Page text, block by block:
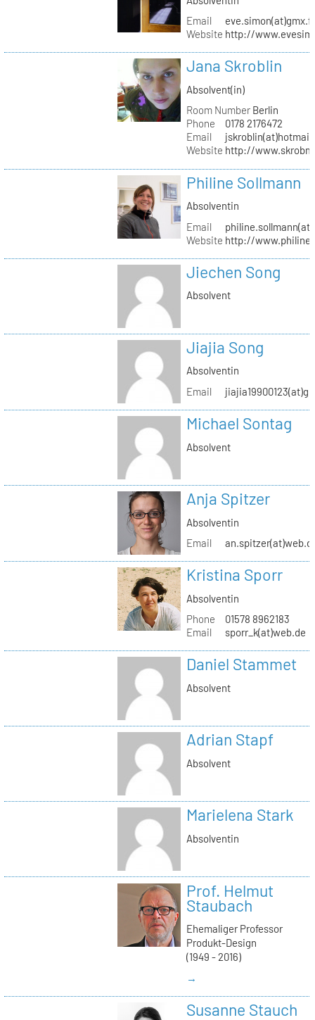
Email
eve.simon(at)gmx.fr
Website http://
Jana Skroblin
Absolvent(in)
Room NumberBerlin
Phone
0178 2176472
Email
Website http://
Philine Sollmann
Absolventin
Email
Website http://
Jiechen Song
Absolvent
Jiajia Song
Absolventin
Email
Michael Sontag
Absolvent
Anja Spitzer
Absolventin
Email
Kristina Sporr
Absolventin
Phone
01578 8962183
Email
sporr_k(at)web.de
Daniel Stammet
Absolvent
Adrian Stapf
Absolvent
Marielena Stark
Absolventin
Prof. Helmut
Staubach
Ehemaliger Professor
Produkt-Design
(1949 - 2016)
→
Susanne Stauch